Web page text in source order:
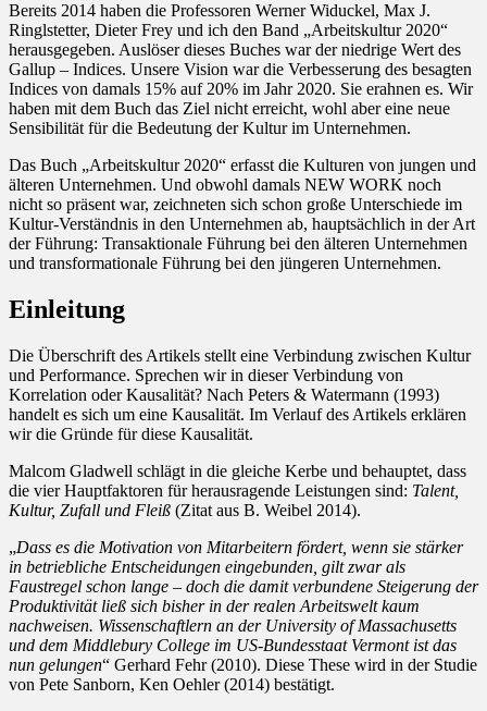
Bereits 2014 haben die Professoren Werner Widuckel, Max J.
Ringlstetter, Dieter Frey und ich den Band „Arbeitskultur 2020“
herausgegeben. Auslöser dieses Buches war der niedrige Wert des
Gallup – Indices. Unsere Vision war die Verbesserung des besagten
Indices von damals 15% auf 20% im Jahr 2020. Sie erahnen es. Wir
haben mit dem Buch das Ziel nicht erreicht, wohl aber eine neue
Sensibilität für die Bedeutung der Kultur im Unternehmen.
Das Buch „Arbeitskultur 2020“ erfasst die Kulturen von jungen und
älteren Unternehmen. Und obwohl damals NEW WORK noch
nicht so präsent war, zeichneten sich schon große Unterschiede im
Kultur-Verständnis in den Unternehmen ab, hauptsächlich in der Art
der Führung: Transaktionale Führung bei den älteren Unternehmen
und transformationale Führung bei den jüngeren Unternehmen.
Einleitung
Die Überschrift des Artikels stellt eine Verbindung zwischen Kultur
und Performance. Sprechen wir in dieser Verbindung von
Korrelation oder Kausalität? Nach Peters & Watermann (1993)
handelt es sich um eine Kausalität. Im Verlauf des Artikels erklären
wir die Gründe für diese Kausalität.
Malcom Gladwell schlägt in die gleiche Kerbe und behauptet, dass
die vier Hauptfaktoren für herausragende Leistungen sind: Talent,
Kultur, Zufall und Fleiß (Zitat aus B. Weibel 2014).
„Dass es die Motivation von Mitarbeitern fördert, wenn sie stärker
in betriebliche Entscheidungen eingebunden, gilt zwar als
Faustregel schon lange – doch die damit verbundene Steigerung der
Produktivität ließ sich bisher in der realen Arbeitswelt kaum
nachweisen. Wissenschaftlern an der University of Massachusetts
und dem Middlebury College im US-Bundesstaat Vermont ist das
nun gelungen“ Gerhard Fehr (2010). Diese These wird in der Studie
von Pete Sanborn, Ken Oehler (2014) bestätigt.